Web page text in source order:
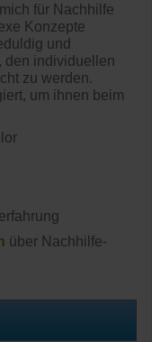
für Nachhilfe
Konzepte
und
den individuellen
zu werden.
um ihnen beim
über Nachhilfe-